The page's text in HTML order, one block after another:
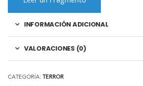
INFORMACIÓN ADICIONAL
VALORACIONES (0)
CATEGORÍA: TERROR